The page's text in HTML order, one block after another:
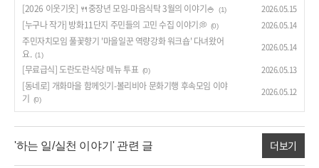
[2026 이웃기웃] 🍴중장년 모임-마음식탁 3월의 이야기🍚 (1) 2026.05.15
[누구나 작가] 방화11단지 주민들의 고민 수집 이야기💭 (0) 2026.05.14
주민자치모임 풀꽃향기 '마을일꾼 역량강화 워크숍' 다녀왔어
요. (1)
2026.05.14
[무료급식] 도란도란식당 메뉴 투표 (0) 2026.05.13
[동네로] 개화마을 함께잇기-볼리비아 문화기행 후속모임 이야
기 (0)
2026.05.12
'하는 일/실천 이야기' 관련 글 더보기